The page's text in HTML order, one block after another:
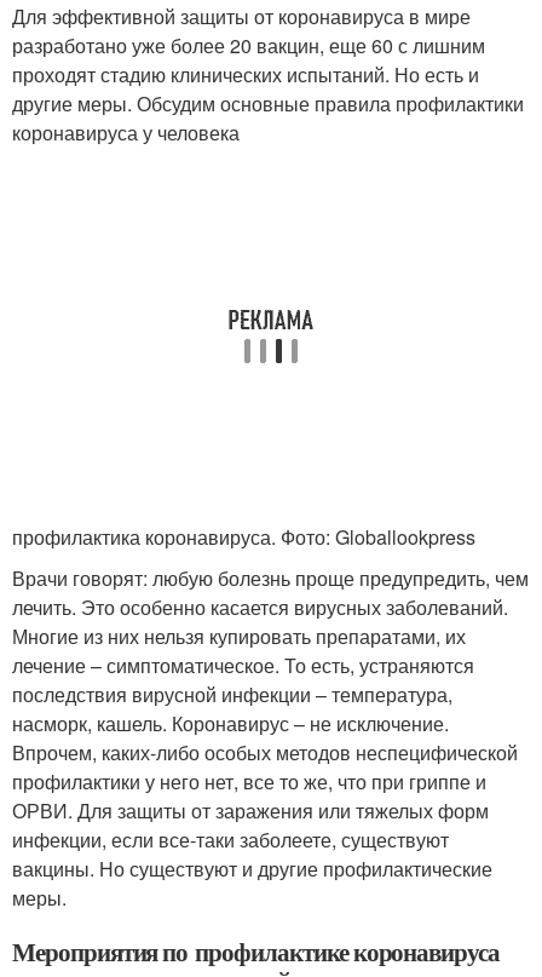
Для эффективной защиты от коронавируса в мире
разработано уже более 20 вакцин, еще 60 с лишним
проходят стадию клинических испытаний. Но есть и
другие меры. Обсудим основные правила профилактики
коронавируса у человека
профилактика коронавируса. Фото: Globallookpress
Врачи говорят: любую болезнь проще предупредить, чем
лечить. Это особенно касается вирусных заболеваний.
Многие из них нельзя купировать препаратами, их
лечение – симптоматическое. То есть, устраняются
последствия вирусной инфекции – температура,
насморк, кашель. Коронавирус – не исключение.
Впрочем, каких-либо особых методов неспецифической
профилактики у него нет, все то же, что при гриппе и
ОРВИ. Для защиты от заражения или тяжелых форм
инфекции, если все-таки заболеете, существуют
вакцины. Но существуют и другие профилактические
меры.
Мероприятия по профилактике коронавируса